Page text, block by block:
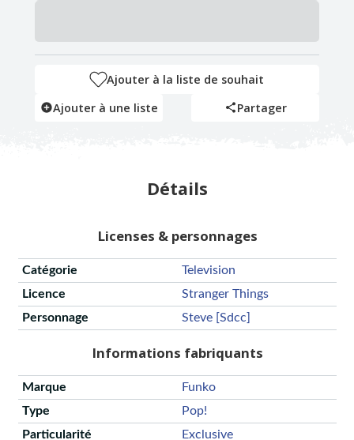
Ajouter à la liste de souhait
Ajouter à une liste
Partager
Détails
Licenses & personnages
Catégorie
Television
Licence
Stranger Things
Personnage
Steve [sdcc]
Informations fabriquants
Marque
Funko
Type
Pop!
Particularité
Exclusive